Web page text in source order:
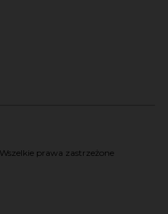
prawa zastrzeżone